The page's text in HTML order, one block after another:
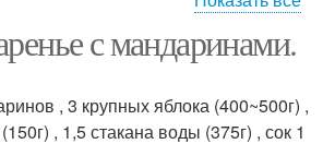
Варение с
мандариновыми
с мандаринами.
, 3 крупных яблока (400~500г) ,
, 1,5 стакана воды (375г) , сок 1